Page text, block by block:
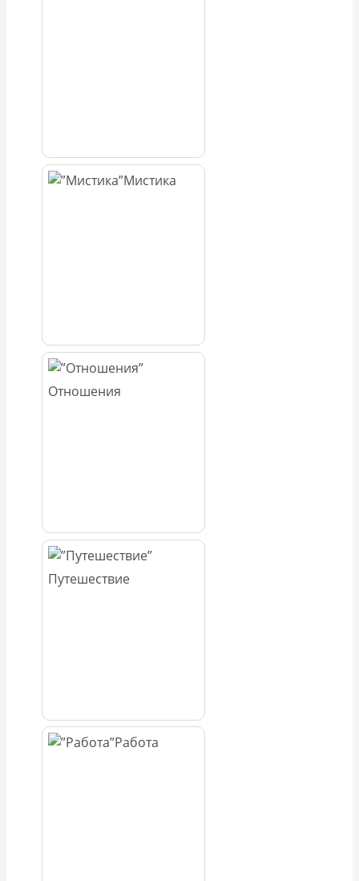
Мистика
Отношения
Путешествие
Работа